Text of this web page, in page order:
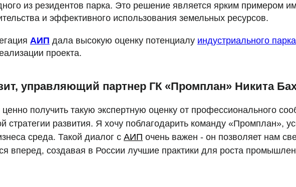
из резидентов парка. Это решение является ярким примером
и эффективного использования земельных ресурсов.
АИП дала высокую оценку потенциалу индустриального парка
проекта.
управляющий партнер ГК «Промплан» Никита
получить такую экспертную оценку от профессионального
стратегии развития. Я хочу поблагодарить команду «Промплан»,
среда. Такой диалог с АИП очень важен - он позволяет нам
вперед, создавая в России лучшие практики для роста